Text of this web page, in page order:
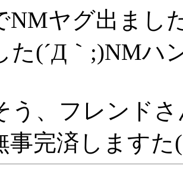
NMヤグ出まし
た(´Д｀;)NMハ
う、フレンド
事完済します